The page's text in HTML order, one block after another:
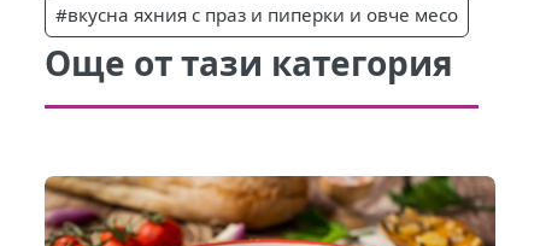
#вкусна яхния с праз и пиперки и овче месо
Още от тази категория